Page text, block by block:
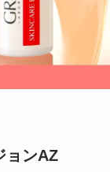
ョンAZ